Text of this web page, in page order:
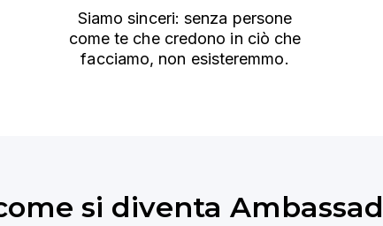
Siamo sinceri: senza persone
come te che credono in ciò che
facciamo, non esisteremmo.
si diventa